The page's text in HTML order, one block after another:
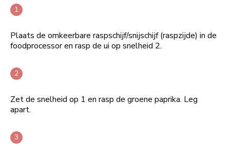
Plaats de omkeerbare raspschijf/snijschijf (raspzijde) in de
foodprocessor en rasp de ui op snelheid 2.
Zet de snelheid op 1 en rasp de groene paprika. Leg
apart.